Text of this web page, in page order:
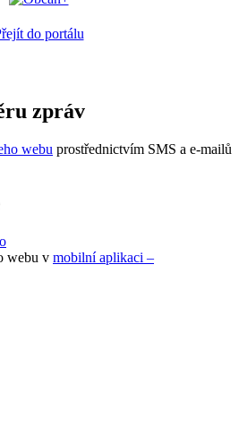
do portálu
zpráv
webu prostřednictvím SMS a e-mailů
webu v mobilní aplikaci –